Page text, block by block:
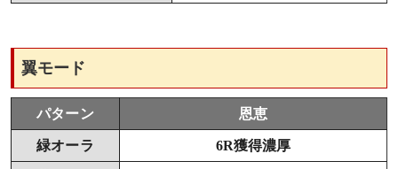
翼モード
パターン 恩恵
緑オーラ 6R獲得濃厚